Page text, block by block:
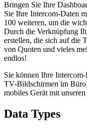
Bringen Sie Ihre
Sie Ihre Intercom-Daten
100 weiteren, um die
Durch die Verknüpfung
erstellen, die sich auf die
von Quoten und vieles
endlos!
Sie können Ihre
TV-Bildschirmen im
mobiles Gerät mit
Data Types